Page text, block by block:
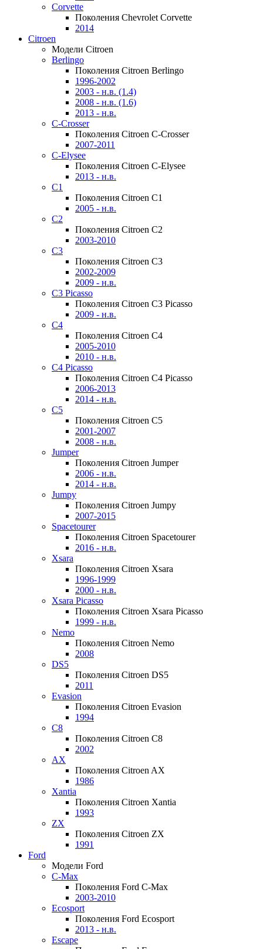
Corvette
Поколения Chevrolet Corvette
2014
Citroen
Модели Citroen
Berlingo
Поколения Citroen Berlingo
1996-2002
2003 - н.в. (1.4)
2008 - н.в. (1.6)
2013 - н.в.
C-Crosser
Поколения Citroen C-Crosser
2007-2011
C-Elysee
Поколения Citroen C-Elysee
2013 - н.в.
C1
Поколения Citroen C1
2005 - н.в.
C2
Поколения Citroen C2
2003-2010
C3
Поколения Citroen C3
2002-2009
2009 - н.в.
C3 Picasso
Поколения Citroen C3 Picasso
2009 - н.в.
C4
Поколения Citroen C4
2005-2010
2010 - н.в.
C4 Picasso
Поколения Citroen C4 Picasso
2006-2013
2014 - н.в.
C5
Поколения Citroen C5
2001-2007
2008 - н.в.
Jumper
Поколения Citroen Jumper
2006 - н.в.
2014 - н.в.
Jumpy
Поколения Citroen Jumpy
2007-2015
Spacetourer
Поколения Citroen Spacetourer
2016 - н.в.
Xsara
Поколения Citroen Xsara
1996-1999
2000 - н.в.
Xsara Picasso
Поколения Citroen Xsara Picasso
1999 - н.в.
Nemo
Поколения Citroen Nemo
2008
DS5
Поколения Citroen DS5
2011
Evasion
Поколения Citroen Evasion
1994
C8
Поколения Citroen C8
2002
AX
Поколения Citroen AX
1986
Xantia
Поколения Citroen Xantia
1993
ZX
Поколения Citroen ZX
1991
Ford
Модели Ford
C-Max
Поколения Ford C-Max
2003-2010
Ecosport
Поколения Ford Ecosport
2013 - н.в.
Escape